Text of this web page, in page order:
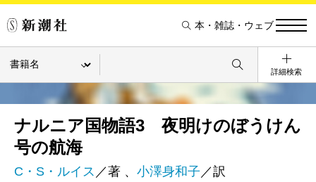
本・雑誌・ウェブ
詳細検索
ナルニア国物語3 夜明けのぼうけん
号の航海
C・S・ルイス ／著 、 小澤身和子 ／訳